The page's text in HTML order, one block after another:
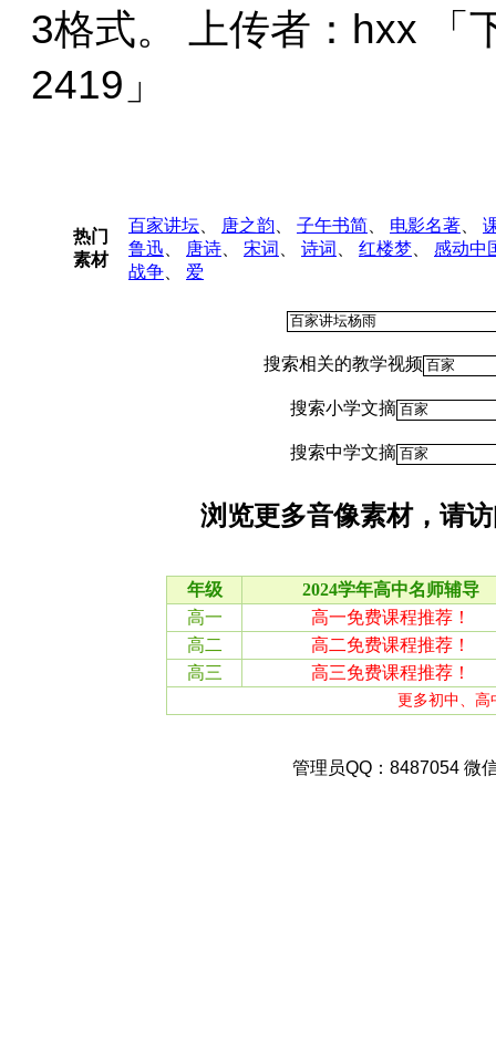
3格式。 上传者：hxx 「
2419」
热门
素材
百家讲坛 唐之韵 子午书简 电影名著
鲁迅
唐诗 宋词 诗词 红楼梦
感动中
战争
爱
搜索相关的教学视频
搜索小学文摘
搜索中学文摘
浏览更多音像素材，请
管理员QQ：8487054 微